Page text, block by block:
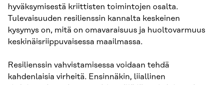
hyväksymisestä kriittisten toimintojen osalta.
Tulevaisuuden resilienssin kannalta keskeinen
kysymys on, mitä on omavaraisuus ja huoltovarmuus
keskinäisriippuvaisessa maailmassa.
Resilienssin vahvistamisessa voidaan tehdä
kahdenlaisia virheitä. Ensinnäkin, liiallinen